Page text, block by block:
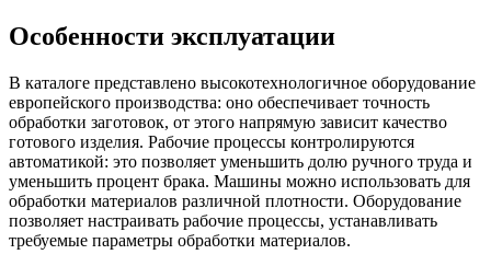
Особенности эксплуатации
В каталоге представлено высокотехнологичное оборудование
европейского производства: оно обеспечивает точность
обработки заготовок, от этого напрямую зависит качество
готового изделия. Рабочие процессы контролируются
автоматикой: это позволяет уменьшить долю ручного труда и
уменьшить процент брака. Машины можно использовать для
обработки материалов различной плотности. Оборудование
позволяет настраивать рабочие процессы, устанавливать
требуемые параметры обработки материалов.